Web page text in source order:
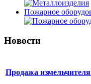
Пожарное
Новости
Продажа